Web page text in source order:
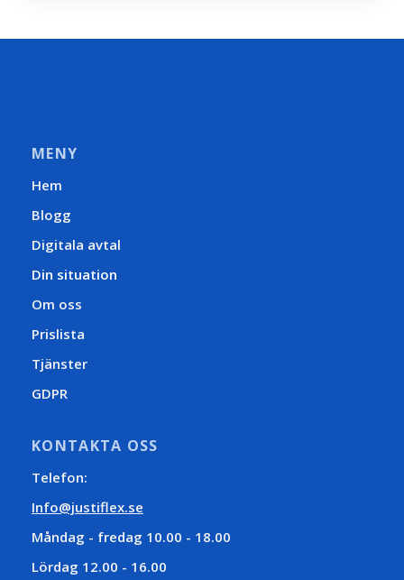
MENY
Hem
Blogg
Digitala avtal
Din situation
Om oss
Prislista
Tjänster
GDPR
KONTAKTA OSS
Telefon:
Info@justiflex.se
Måndag - fredag 10.00 - 18.00
Lördag 12.00 - 16.00